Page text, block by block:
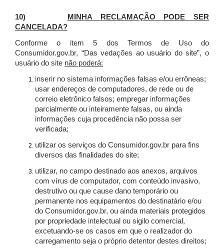
10)
MINHA RECLAMAÇÃO PODE SER
CANCELADA?
Conforme o item 5 dos Termos de Uso do
Consumidor.gov.br, “Das vedações ao usuário do site”, o
usuário do site não poderá:
inserir no sistema informações falsas e/ou errôneas;
usar endereços de computadores, de rede ou de
correio eletrônico falsos; empregar informações
parcialmente ou inteiramente falsas, ou ainda
informações cuja procedência não possa ser
verificada;
utilizar os serviços do Consumidor.gov.br para fins
diversos das finalidades do site;
utilizar, no campo destinado aos anexos, arquivos
com vírus de computador, com conteúdo invasivo,
destrutivo ou que cause dano temporário ou
permanente nos equipamentos do destinatário e/ou
do Consumidor.gov.br, ou ainda materiais protegidos
por propriedade intelectual ou sigilo comercial,
excetuando-se os casos em que o realizador do
carregamento seja o próprio detentor destes direitos;